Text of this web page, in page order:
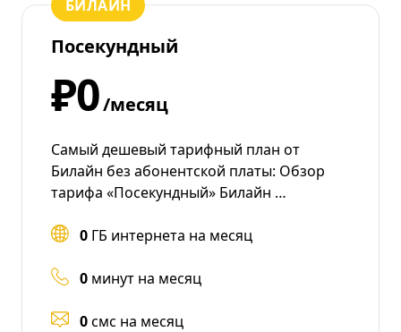
БИЛАЙН
Посекундный
₽0/месяц
Самый дешевый тарифный план от
Билайн без абонентской платы: Обзор
тарифа «Посекундный» Билайн …
0 ГБ интернета на месяц
0 минут на месяц
0смс на месяц